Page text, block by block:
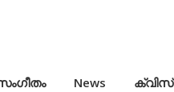
News ക്വിസ്